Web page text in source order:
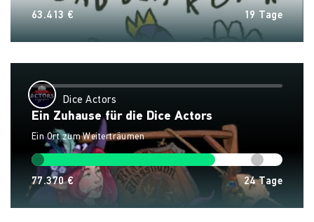
63.413 € 19 Tage
Dice Actors
Ein Zuhause für die Dice Actors
Ein Ort zum Weiterträumen
77.370 € 24Tage